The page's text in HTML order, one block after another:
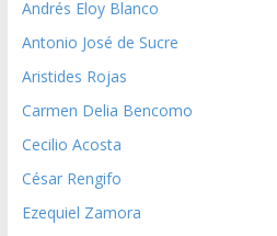
Andrés Eloy Blanco
Antonio José de Sucre
Aristides Rojas
Carmen Delia Bencomo
Cecilio Acosta
César Rengifo
Ezequiel Zamora